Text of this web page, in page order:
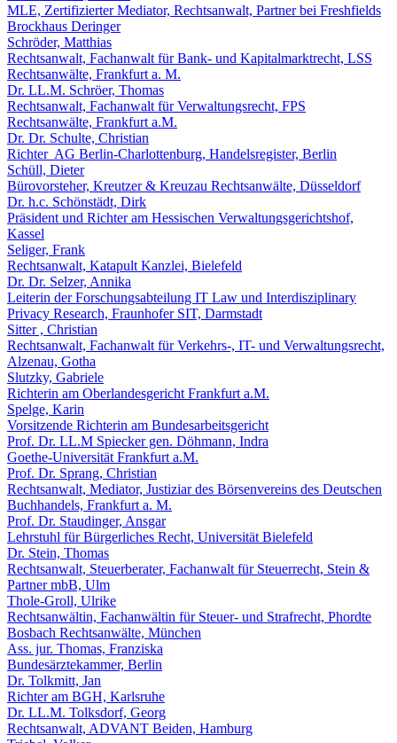
MLE, Zertifizierter Mediator, Rechtsanwalt, Partner bei Freshfields
Brockhaus Deringer
Schröder, Matthias
Rechtsanwalt, Fachanwalt für Bank- und Kapitalmarktrecht, LSS
Rechtsanwälte, Frankfurt a. M.
Dr. LL.M. Schröer, Thomas
Rechtsanwalt, Fachanwalt für Verwaltungsrecht, FPS
Rechtsanwälte, Frankfurt a.M.
Dr. Dr. Schulte, Christian
Richter AG Berlin-Charlottenburg, Handelsregister, Berlin
Schüll, Dieter
Bürovorsteher, Kreutzer & Kreuzau Rechtsanwälte, Düsseldorf
Dr. h.c. Schönstädt, Dirk
Präsident und Richter am Hessischen Verwaltungsgerichtshof,
Kassel
Seliger, Frank
Rechtsanwalt, Katapult Kanzlei, Bielefeld
Dr. Dr. Selzer, Annika
Leiterin der Forschungsabteilung IT Law und Interdisziplinary
Privacy Research, Fraunhofer SIT, Darmstadt
Sitter , Christian
Rechtsanwalt, Fachanwalt für Verkehrs-, IT- und Verwaltungsrecht,
Alzenau, Gotha
Slutzky, Gabriele
Richterin am Oberlandesgericht Frankfurt a.M.
Spelge, Karin
Vorsitzende Richterin am Bundesarbeitsgericht
Prof. Dr. LL.M Spiecker gen. Döhmann, Indra
Goethe-Universität Frankfurt a.M.
Prof. Dr. Sprang, Christian
Rechtsanwalt, Mediator, Justiziar des Börsenvereins des Deutschen
Buchhandels, Frankfurt a. M.
Prof. Dr. Staudinger, Ansgar
Lehrstuhl für Bürgerliches Recht, Universität Bielefeld
Dr. Stein, Thomas
Rechtsanwalt, Steuerberater, Fachanwalt für Steuerrecht, Stein &
Partner mbB, Ulm
Thole-Groll, Ulrike
Rechtsanwältin, Fachanwältin für Steuer- und Strafrecht, Phordte
Bosbach Rechtsanwälte, München
Ass. jur. Thomas, Franziska
Bundesärztekammer, Berlin
Dr. Tolkmitt, Jan
Richter am BGH, Karlsruhe
Dr. LL.M. Tolksdorf, Georg
Rechtsanwalt, ADVANT Beiden, Hamburg